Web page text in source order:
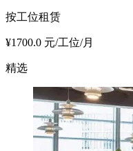
按工位租赁
¥1700.0 元/工位/月
精选